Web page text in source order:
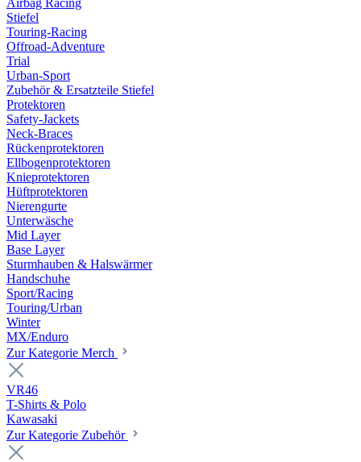
Airbag Racing
Stiefel
Touring-Racing
Offroad-Adventure
Trial
Urban-Sport
Zubehör & Ersatzteile Stiefel
Protektoren
Safety-Jackets
Neck-Braces
Rückenprotektoren
Ellbogenprotektoren
Knieprotektoren
Hüftprotektoren
Nierengurte
Unterwäsche
Mid Layer
Base Layer
Sturmhauben & Halswärmer
Handschuhe
Sport/Racing
Touring/Urban
Winter
MX/Enduro
Zur Kategorie Merch
VR46
T-Shirts & Polo
Kawasaki
Zur Kategorie Zubehör